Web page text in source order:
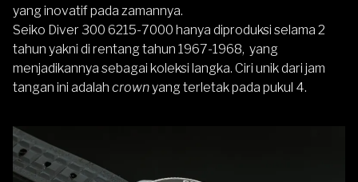
yang inovatif pada zamannya.
Seiko Diver 300 6215-7000 hanya diproduksi selama 2
tahun yakni di rentang tahun 1967-1968, yang
menjadikannya sebagai koleksi langka. Ciri unik dari jam
tangan ini adalah crownyang terletak pada pukul 4.